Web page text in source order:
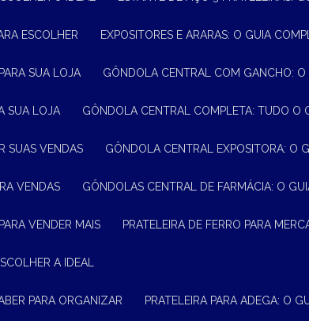
ESCOLHER EXPOSITORES E ARARAS: O GUIA
SUA LOJA GÔNDOLA CENTRAL COM GANCHO:
SUA LOJA GÔNDOLA CENTRAL COMPLETA: TUDO O
SUAS VENDAS GÔNDOLA CENTRAL EXPOSITORA: O
VENDAS GÔNDOLAS CENTRAL DE FARMÁCIA: O
VENDER MAIS PRATELEIRA DE FERRO PARA
A IDEAL
PARA ORGANIZAR PRATELEIRA PARA ADEGA: O